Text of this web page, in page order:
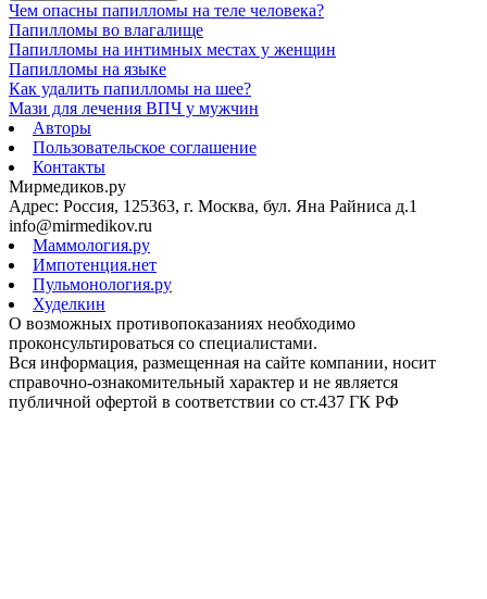
Чем опасны папилломы на теле человека?
Папилломы во влагалище
Папилломы на интимных местах у женщин
Папилломы на языке
Как удалить папилломы на шее?
Мази для лечения ВПЧ у мужчин
Авторы
Пользовательское соглашение
Контакты
Мирмедиков.ру
Адрес: Россия, 125363, г. Москва, бул. Яна Райниса д.1
info@mirmedikov.ru
Маммология.ру
Импотенция.нет
Пульмонология.ру
Худелкин
О возможных противопоказаниях необходимо
проконсультироваться со специалистами.
Вся информация, размещенная на сайте компании, носит
справочно-ознакомительный характер и не является
публичной офертой в соответствии со ст.437 ГК РФ